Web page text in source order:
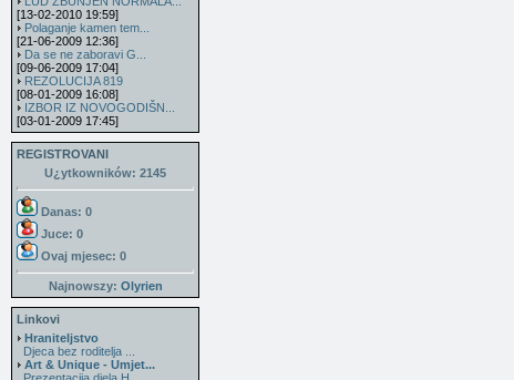
[13-02-2010 19:59]
Polaganje kamen tem...
[21-06-2009 12:36]
Da se ne zaboravi G...
[09-06-2009 17:04]
REZOLUCIJA 819
[08-01-2009 16:08]
IZBOR IZ NOVOGODIŠN...
[03-01-2009 17:45]
REGISTROVANI
U¿ytkowników: 2145
Danas: 0
Juce: 0
Ovaj mjesec: 0
Najnowszy: Olyrien
Linkovi
Hraniteljstvo
Djeca bez roditelja ...
Art & Unique - Umjet...